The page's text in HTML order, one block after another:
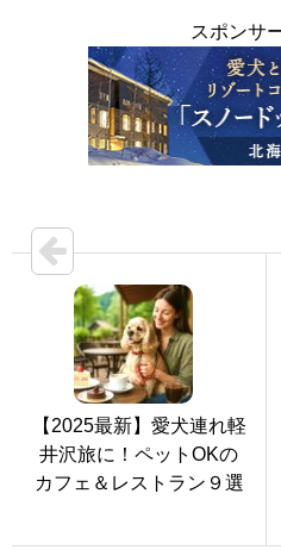
スポンサ
【2025最新】愛犬連れ軽
井沢旅に！ペットOKの
カフェ＆レストラン９選